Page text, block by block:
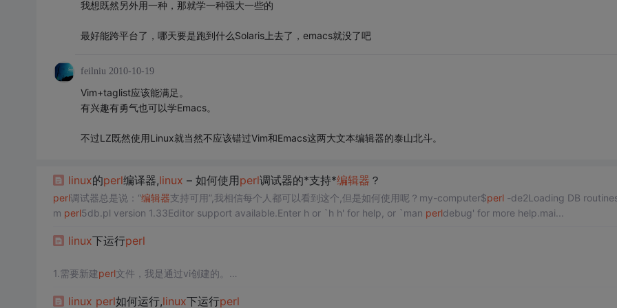
我想既然另外用一种，那就学一种强大一些的
最好能跨平台了，哪天要是跑到什么Solaris上去了，emacs就没了吧
feilniu 2010-10-19
Vim+taglist应该能满足。
有兴趣有勇气也可以学Emacs。
不过LZ既然使用Linux就当然不应该错过Vim和Emacs这两大文本编辑器的泰山北斗。
linux的perl编译器,linux – 如何使用perl调试器的*支持*编辑器 ？
perl调试器总是说：“编辑器支持可用”,我相信每个人都可以看到这个,但是如何使用呢？my-computer$perl-de2Loading DB
m perl5db.pl version 1.33Editor support available.Enter h or `h h' for help, or `man perldebug' for more help.mai...
linux下运行perl
1.需要新建perl文件，我是通过vi创建的。
然后进入这个目录： cd /tmp/ perltest
linux perl如何运行,linux下运行perl